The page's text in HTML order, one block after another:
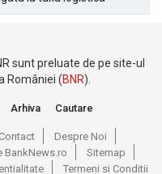
sunt preluate de pe site-ul
României (BNR).
Arhiva Cautare
Contact
Despre Noi
BankNews.ro
Sitemap
Termeni si Conditii